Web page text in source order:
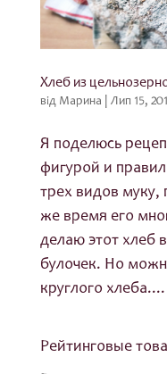
Хлеб из
від Марина Лип 15,
Я поделюсь
фигурой и
трех видов муку,
же время его
делаю этот хлеб
булочек. Но
круглого хлеба....
Рейтинговые